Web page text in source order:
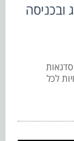
ובכניסה
לכל